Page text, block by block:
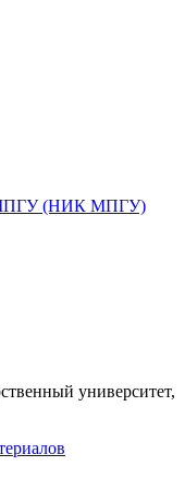
МПГУ (НИК МПГУ)
университет,